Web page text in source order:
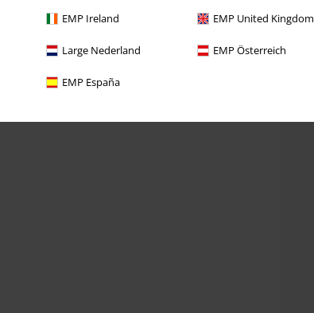
EMP Ireland EMP United Kingdom
Large Nederland EMP Österreich
EMP España